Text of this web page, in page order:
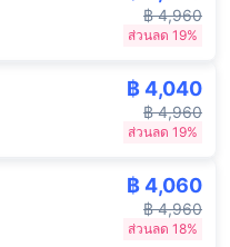
฿ 4,960
ส่วนลด 19%
฿ 4,040
฿ 4,960
ส่วนลด 19%
฿ 4,060
฿ 4,960
ส่วนลด 18%